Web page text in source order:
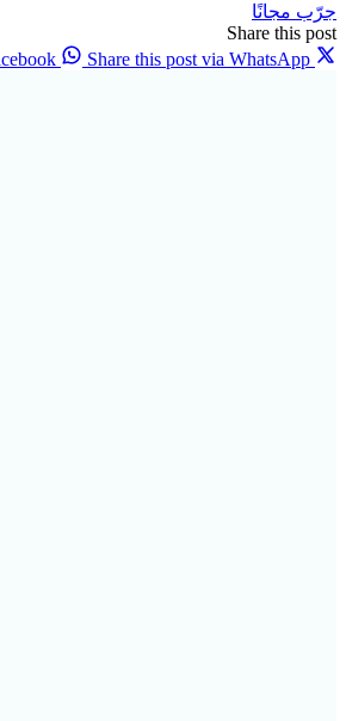
جرّب مجانًا
Share this post
Share this post via WhatsApp